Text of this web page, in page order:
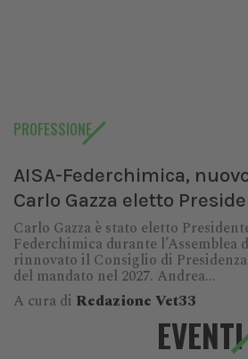
PROFESSIONE
AISA-Federchimica,
Carlo Gazza eletto
Carlo Gazza è stato eletto
Federchimica durante l’Assemblea
rinnovato il Consiglio di
del mandato nel 2027. Andrea...
A cura di Redazione Vet33
EVENTI